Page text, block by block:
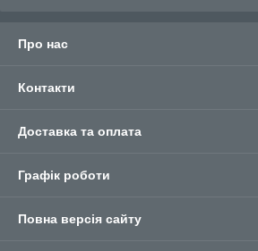
Про нас
Контакти
Доставка та оплата
Графік роботи
Повна версія сайту